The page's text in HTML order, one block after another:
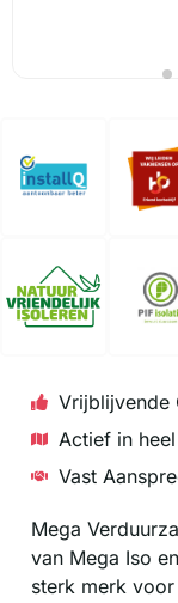
Vrijblijvende
Actief in
Vast
Mega
van Mega Iso
sterk merk